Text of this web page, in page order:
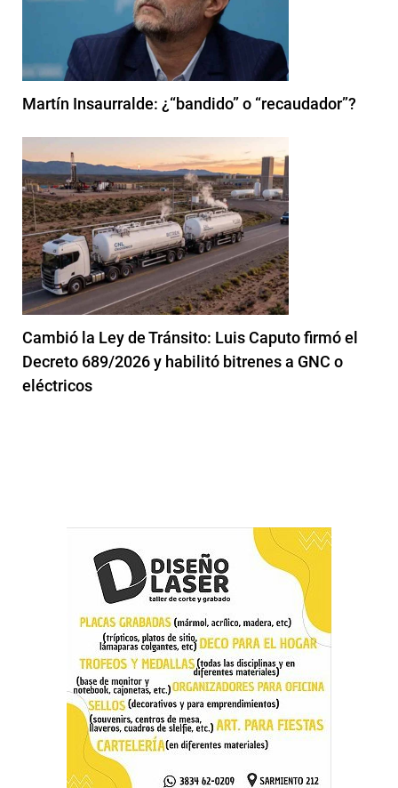
Martín Insaurralde: ¿“bandido” o “recaudador”?
Cambió la Ley de Tránsito: Luis Caputo firmó el
Decreto 689/2026 y habilitó bitrenes a GNC o
eléctricos